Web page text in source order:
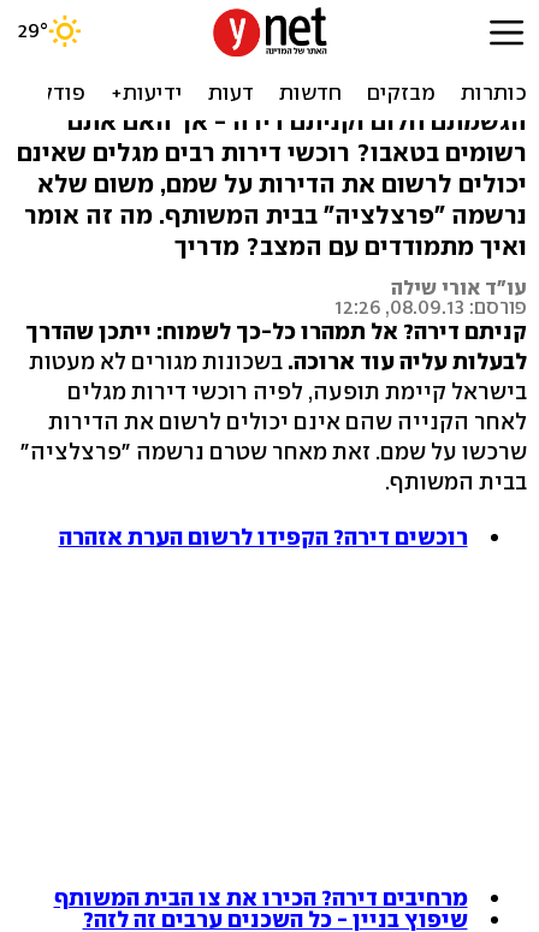
געגועים לטאבו: כשצריך
לרשום בית משותף
הגשמתם חלום וקניתם דירה - אך האם אתם
רשומים בטאבו? רוכשי דירות רבים מגלים שאינם
יכולים לרשום את הדירות על שמם, משום שלא
נרשמה "פרצלציה" בבית המשותף. מה זה אומר
ואיך מתמודדים עם המצב? מדריך
עו"ד אורי שילה
פורסם: 08.09.13, 12:26
קניתם דירה? אל תמהרו כל-כך לשמוח: ייתכן שהדרך
לבעלות עליה עוד ארוכה. בשכונות מגורים לא מעטות
בישראל קיימת תופעה, לפיה רוכשי דירות מגלים
לאחר הקנייה שהם אינם יכולים לרשום את הדירות
שרכשו על שמם. זאת מאחר שטרם נרשמה "פרצלציה"
בבית המשותף.
רוכשים דירה? הקפידו לרשום הערת אזהרה
מרחיבים דירה? הכירו את צו הבית המשותף
שיפוץ בניין - כל השכנים ערבים זה לזה?